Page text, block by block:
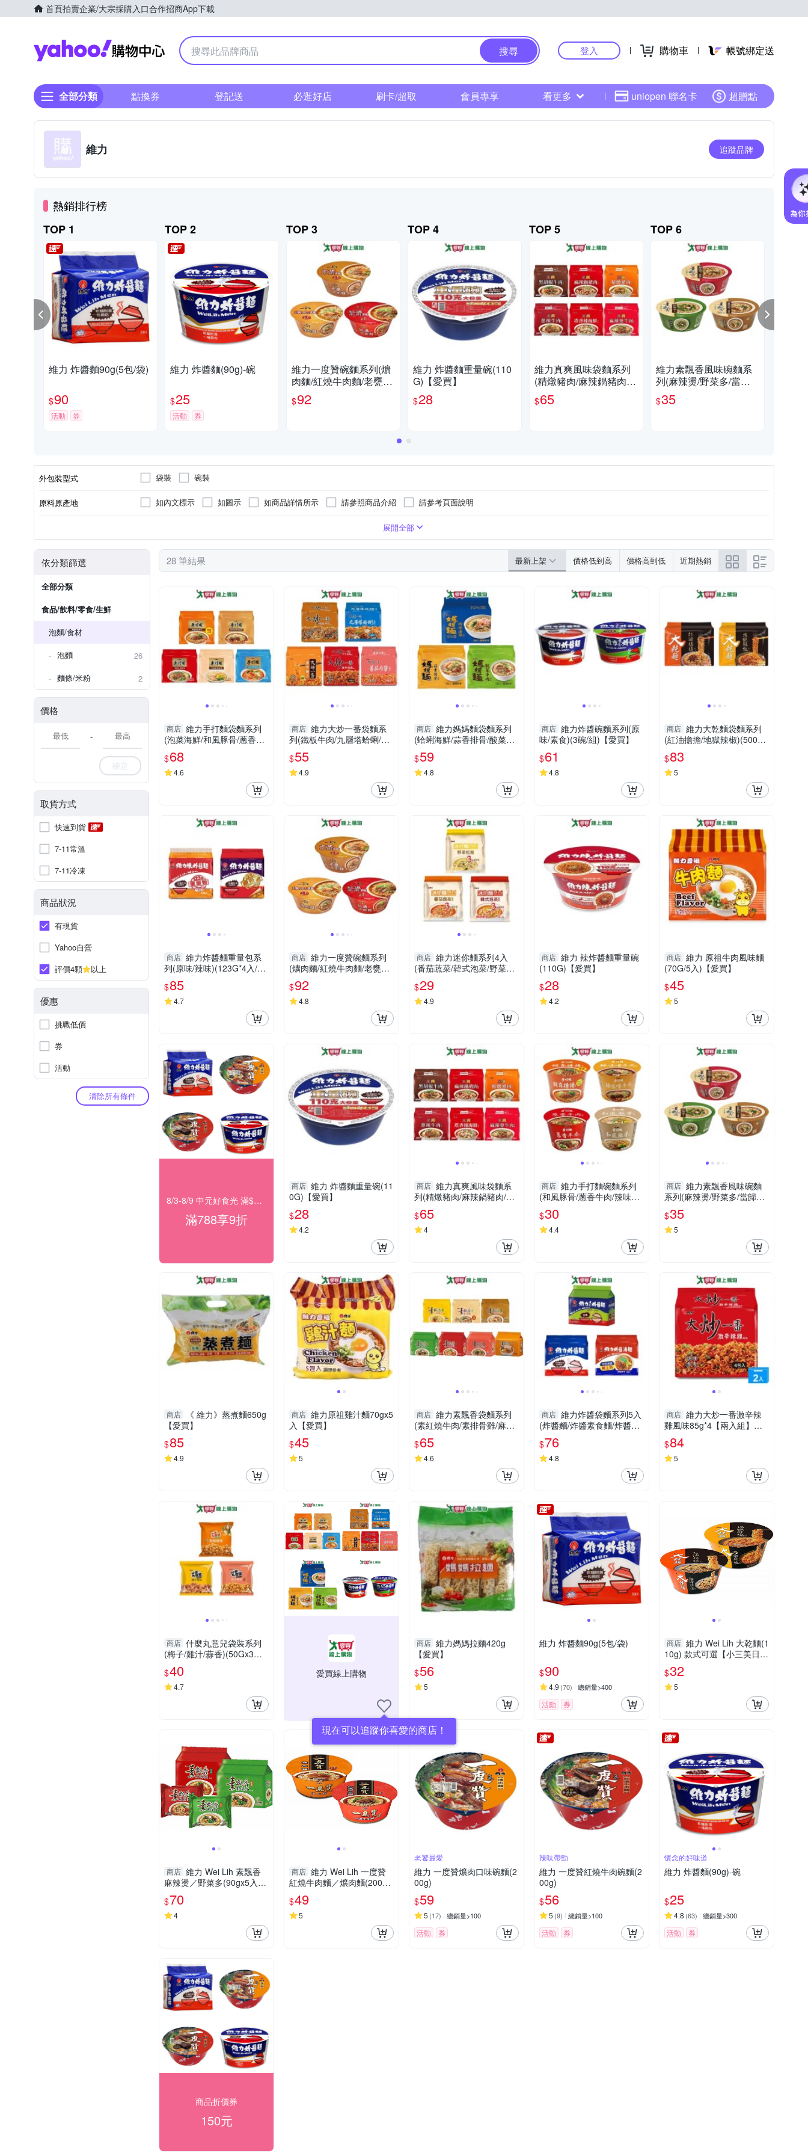
首頁拍賣企業/大宗採購入口合作招商App下載
Yahoo購物中心
搜尋 登入 購物車 帳號綁定送
全部分類 點換券 登記送 必逛好店 刷卡/超取 會員專享 看更多 uniopen 聯名卡 超贈點
維力 追蹤品牌
熱銷排行榜
TOP 1
維力 炸醬麵90g(5包/袋)
$90
活動 券
TOP 2
維力 炸醬麵(90g)-碗
$25
活動 券
TOP 3
維力一度贊碗麵系列(爌
肉麵/紅燒牛肉麵/老甕牛
肉麵)(2碗/組)【愛買】
$92
TOP 4
維力 炸醬麵重量碗(110
G)【愛買】
$28
TOP 5
維力真爽風味袋麵系列
(精燉豬肉/麻辣鍋豬肉/
蔥辣牛肉/黑胡椒牛肉/塔
香辣海鮮/麻辣燙牛【愛
$65
TOP 6
維力素飄香風味碗麵系
列(麻辣燙/野菜多/當歸
枸杞)(85-95G/碗)【愛
買】
$35
外包裝型式 袋裝 碗裝
原料原產地 如內文標示 如圖示 如商品詳情所示 請參照商品介紹 請參考頁面說明
請參照商品介紹 請參考頁面說明
展開全部
依分類篩選
全部分類
食品/飲料/零食/生鮮
泡麵/食材
泡麵
26
麵條/米粉
2
價格
-
確定
取貨方式
快速到貨
7-11常溫
7-11冷凍
商品狀況
有現貨
Yahoo自營
評價4顆
以上
優惠
挑戰低價
券
活動
清除所有條件
28 筆結果 最新上架 價格低到高 價格高到低 近期熱銷
商店 維力手打麵袋麵系列
(泡菜海鮮/和風豚骨/蔥香牛
肉/辣味噌牛肉/胡麻擔擔)(5
入/袋)【愛買】
$68
4.6
商店 維力大炒一番袋麵系
列(鐵板牛肉/九層塔蛤蜊/泰
炒麵/激辛辣雞/蕃茄肉醬)(85
g*4包)【愛買】
$55
4.9
商店 維力媽媽麵袋麵系列
(蛤蜊海鮮/蒜香排骨/酸菜牛
肉)(5包/袋)【愛買】
$59
4.8
商店 維力炸醬碗麵系列(原
味/素食)(3碗/組)【愛買】
$61
4.8
商店 維力大乾麵袋麵系列
(紅油擔擔/地獄辣椒)(500G/
袋)【愛買】
$83
5
商店 維力炸醬麵重量包系
列(原味/辣味)(123G*4入/袋)
【愛買】
$85
4.7
商店 維力一度贊碗麵系列
(爌肉麵/紅燒牛肉麵/老甕牛
肉麵)(2碗/組)【愛買】
$92
4.8
商店 維力迷你麵系列4入
(番茄蔬菜/韓式泡菜/野菜拉
麵)(80G/袋)【愛買】
$29
4.9
商店 維力 辣炸醬麵重量碗
(110G)【愛買】
$28
4.2
商店 維力 原祖牛肉風味麵
(70G/5入)【愛買】
$45
5
8/3-8/9 中元好食光 滿$788享9折
滿788享9折
商店 維力 炸醬麵重量碗(11
0G)【愛買】
$28
4.2
商店 維力真爽風味袋麵系
列(精燉豬肉/麻辣鍋豬肉/蔥
辣牛肉/黑胡椒牛肉/塔香辣
海鮮/麻辣燙牛【愛買】
$65
4
商店 維力手打麵碗麵系列
(和風豚骨/蔥香牛肉/辣味噌
牛肉/胡麻擔擔)(100-110g/
碗)【愛買】
$30
4.4
商店 維力素飄香風味碗麵
系列(麻辣燙/野菜多/當歸枸
杞)(85-95G/碗)【愛買】
$35
5
商店
《 維力》蒸煮麵650g
【愛買】
$85
4.9
商店 維力原祖雞汁麵70gx5
入【愛買】
$45
5
商店 維力素飄香袋麵系列
(素紅燒牛肉/素排骨雞/麻辣
燙/ 野菜多/當歸枸杞/蔘湯麵/
豆漿咖哩)(5【愛買】
$65
4.6
商店 維力炸醬袋麵系列5入
(炸醬麵/炸醬素食麵/炸醬湯
麵)【愛買】
$76
4.8
商店 維力大炒一番激辛辣
雞風味85g*4【兩入組】
【愛買】
$84
5
商店 什麼丸意兒袋裝系列
(梅子/雞汁/蒜香)(50Gx3入/
袋)【愛買】
$40
4.7
愛買線上購物
現在可以追蹤你喜愛的商店！
商店 維力媽媽拉麵420g
【愛買】
$56
5
維力 炸醬麵90g(5包/袋)
$90
4.9 (70) 總銷量>400
活動 券
商店 維力 Wei Lih 大乾麵(1
10g) 款式可選【小三美日】
DS012542
$32
5
商店 維力 Wei Lih 素飄香
麻辣燙／野菜多(90gx5入)
袋裝 款式可選【小三美日】
DS012543
$70
4
商店 維力 Wei Lih 一度贊
紅燒牛肉麵／爌肉麵(200g)
款式可選【小三美日】※禁
空運DS012540
$49
5
老饕最愛
維力 一度贊爌肉口味碗麵(2
00g)
$59
5 (17) 總銷量>100
活動 券
辣味帶勁
維力 一度贊紅燒牛肉碗麵(2
00g)
$56
5 (9) 總銷量>100
活動 券
懷念的好味道
維力 炸醬麵(90g)-碗
$25
4.8 (63) 總銷量>300
活動 券
商品折價券
150元